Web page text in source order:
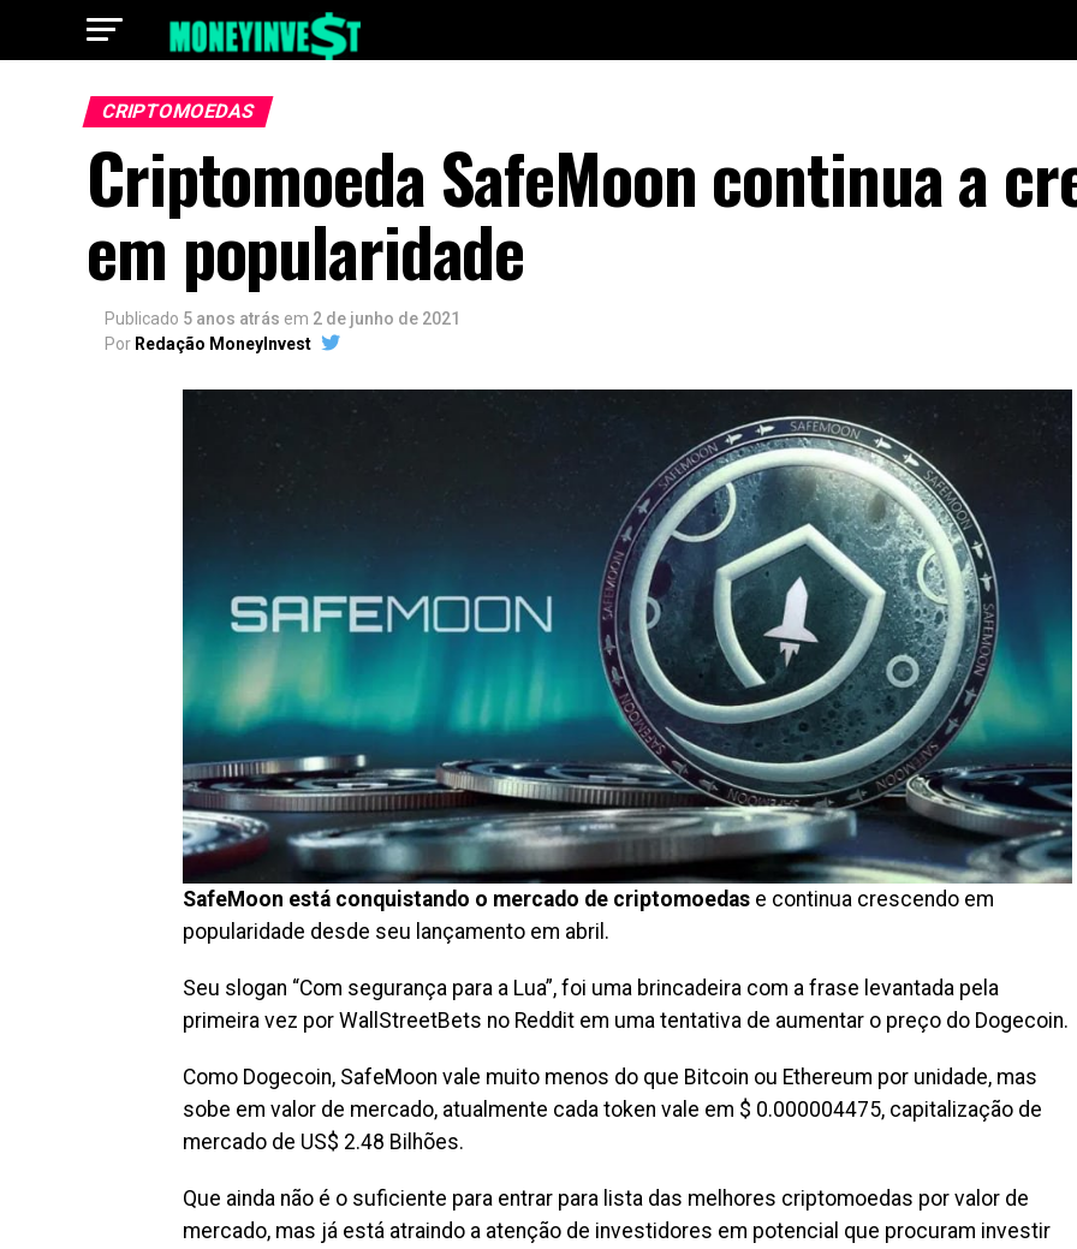
CRIPTOMOEDAS
Criptomoeda SafeMoon continua a
em popularidade
Publicado 5 anos atrás em 2 de junho de 2021
Por Redação MoneyInvest
SafeMoon está conquistando o mercado de criptomoedas e continua crescendo em
popularidade desde seu lançamento em abril.
Seu slogan “Com segurança para a Lua”, foi uma brincadeira com a frase levantada pela
primeira vez por WallStreetBets no Reddit em uma tentativa de aumentar o preço do Dogecoin.
Como Dogecoin, SafeMoon vale muito menos do que Bitcoin ou Ethereum por unidade, mas
sobe em valor de mercado, atualmente cada token vale em $ 0.000004475, capitalização de
mercado de US$ 2.48 Bilhões.
Que ainda não é o suficiente para entrar para lista das melhores criptomoedas por valor de
mercado, mas já está atraindo a atenção de investidores em potencial que procuram investir